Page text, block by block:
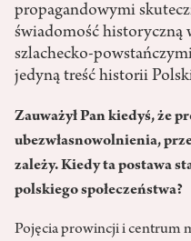
propagandowymi
świadomość historyczną
szlachecko-
jedyną treść historii
Zauważył Pan kiedyś, że
ubezwłasnowolnienia,
zależy. Kiedy ta postawa
polskiego społeczeństwa?
Pojęcia prowincji i centrum